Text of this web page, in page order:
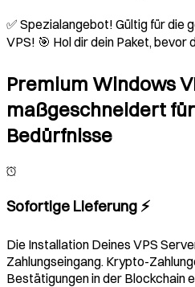
✅ Spezialangebot! Gültig für die
VPS! 🎯 Hol dir dein Paket, bevor
Premium Windows
maßgeschneidert
Bedürfnisse
Sofortige Lieferung ⚡️
Die Installation Deines VPS
Zahlungseingang. Krypto-
Bestätigungen in der Blockchain